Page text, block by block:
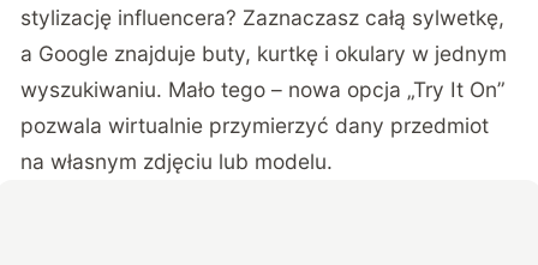
stylizację influencera? Zaznaczasz całą sylwetkę,
a Google znajduje buty, kurtkę i okulary w jednym
wyszukiwaniu. Mało tego – nowa opcja „Try It On”
pozwala wirtualnie przymierzyć dany przedmiot
na własnym zdjęciu lub modelu.